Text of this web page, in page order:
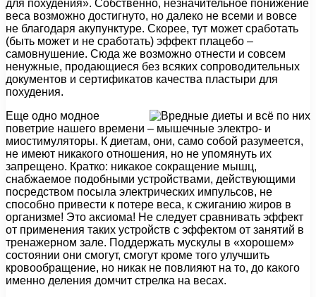
для похудения». Собственно, незначительное понижение
веса возможно достигнуто, но далеко не всеми и вовсе
не благодаря акупунктуре. Скорее, тут может сработать
(быть может и не сработать) эффект плацебо –
самовнушение. Сюда же возможно отнести и совсем
ненужные, продающиеся без всяких сопроводительных
документов и сертификатов качества пластыри для
похудения.
Еще одно модное
поветрие нашего времени – мышечные электро- и
миостимуляторы. К диетам, они, само собой разумеется,
не имеют никакого отношения, но не упомянуть их
запрещено. Кратко: никакое сокращение мышц,
снабжаемое подобными устройствами, действующими
посредством посыла электрических импульсов, не
способно привести к потере веса, к сжиганию жиров в
организме! Это аксиома! Не следует сравнивать эффект
от применения таких устройств с эффектом от занятий в
тренажерном зале. Поддержать мускулы в «хорошем»
состоянии они смогут, смогут кроме того улучшить
кровообращение, но никак не повлияют на то, до какого
именно деления домчит стрелка на весах.